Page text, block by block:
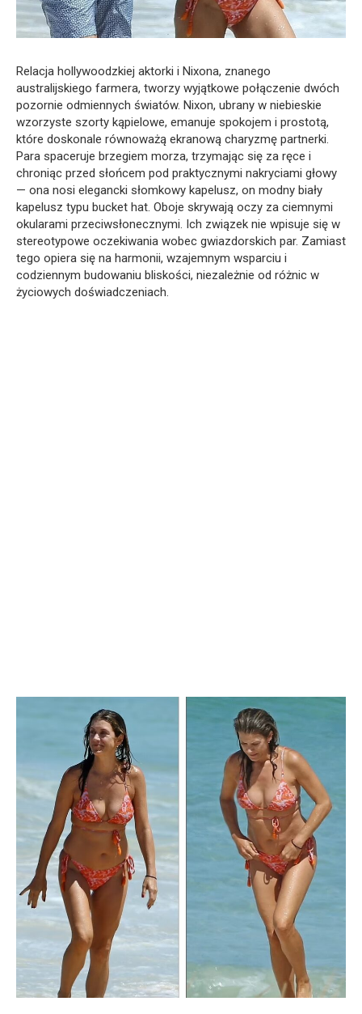
Relacja hollywoodzkiej aktorki i Nixona, znanego
australijskiego farmera, tworzy wyjątkowe połączenie dwóch
pozornie odmiennych światów. Nixon, ubrany w niebieskie
wzorzyste szorty kąpielowe, emanuje spokojem i prostotą,
które doskonale równoważą ekranową charyzmę partnerki.
Para spaceruje brzegiem morza, trzymając się za ręce i
chroniąc przed słońcem pod praktycznymi nakryciami głowy
— ona nosi elegancki słomkowy kapelusz, on modny biały
kapelusz typu bucket hat. Oboje skrywają oczy za ciemnymi
okularami przeciwsłonecznymi. Ich związek nie wpisuje się w
stereotypowe oczekiwania wobec gwiazdorskich par. Zamiast
tego opiera się na harmonii, wzajemnym wsparciu i
codziennym budowaniu bliskości, niezależnie od różnic w
życiowych doświadczeniach.